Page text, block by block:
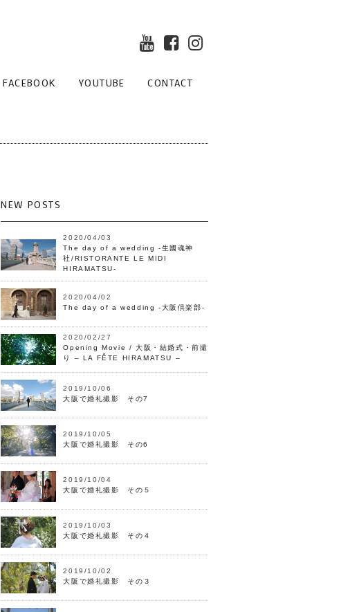
FACEBOOK YOUTUBE CONTACT
NEW POSTS
2020/04/03
The day of a wedding -生國魂神
社/RISTORANTE LE MIDI
HIRAMATSU-
2020/04/02
The day of a wedding -大阪倶楽部-
2020/02/27
Opening Movie / 大阪・結婚式・前撮
り – LA FÊTE HIRAMATSU –
2019/10/06
大阪で婚礼撮影 その7
2019/10/05
大阪で婚礼撮影 その6
2019/10/04
大阪で婚礼撮影 その５
2019/10/03
大阪で婚礼撮影 その４
2019/10/02
大阪で婚礼撮影 その３